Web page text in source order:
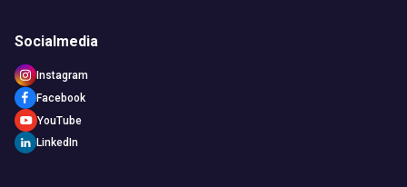
Socialmedia
Instagram
Facebook
YouTube
LinkedIn